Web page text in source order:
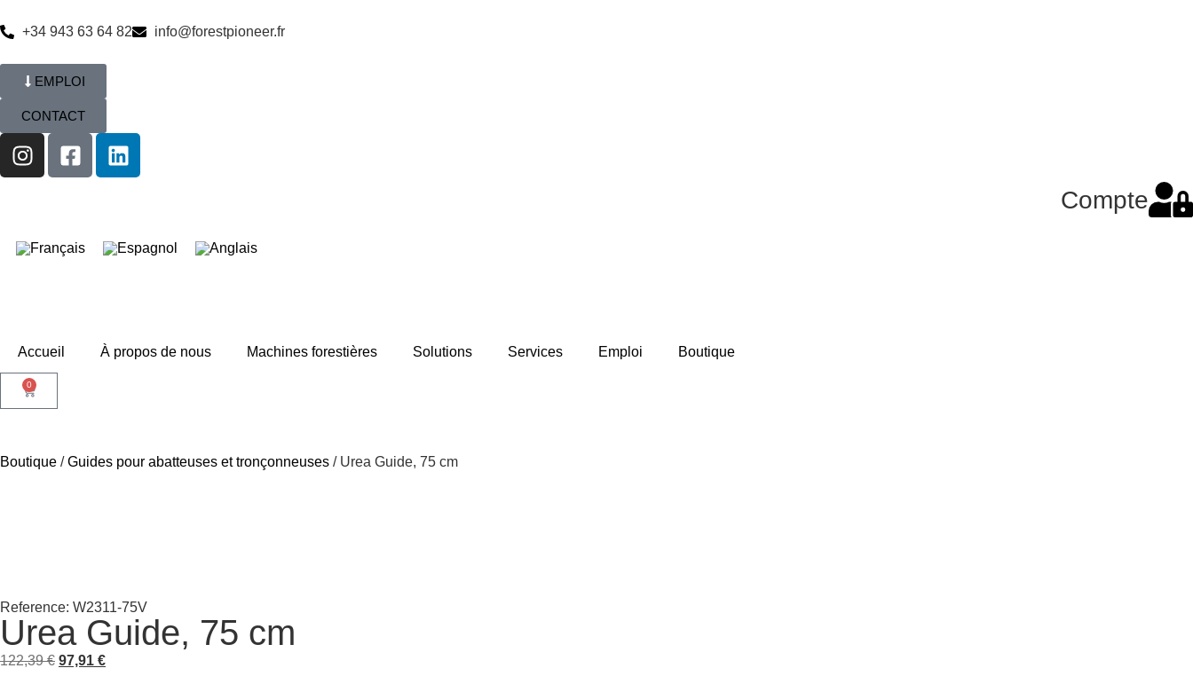
+34 943 63 64 82 info@forestpioneer.fr
EMPLOI
CONTACT
Compte
Accueil À propos de nous Machines forestières Solutions Services Emploi Boutique
0
Boutique /Guides pour abatteuses et tronçonneuses / Urea Guide, 75 cm
Reference: W2311-75V
Urea Guide, 75 cm
122,39€ 97,91 €